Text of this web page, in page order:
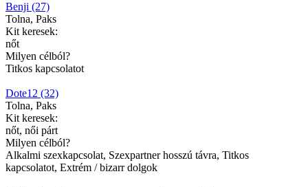
Benji (27)
Tolna, Paks
Kit keresek:
nőt
Milyen célból?
Titkos kapcsolatot
Dote12 (32)
Tolna, Paks
Kit keresek:
nőt, női párt
Milyen célból?
Alkalmi szexkapcsolat, Szexpartner hosszú távra, Titkos
kapcsolatot, Extrém / bizarr dolgok